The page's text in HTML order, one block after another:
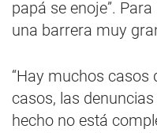
papá se enoje”.
una barrera muy
“Hay muchos casos
casos, las
hecho no está